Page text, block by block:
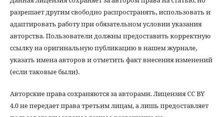
разрешает другим свободно распространять, использовать и
адаптировать работу при обязательном условии указания
авторства. Пользователи должны предоставить корректную
ссылку на оригинальную публикацию в нашем журнале,
указать имена авторов и отметить факт внесения изменений
(если таковые были).
Авторские права сохраняются за авторами. Лицензия CC BY
4.0 не передает права третьим лицам, а лишь предоставляет